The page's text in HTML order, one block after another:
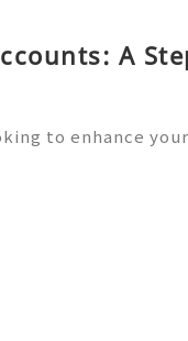
A
to enhance
you’re